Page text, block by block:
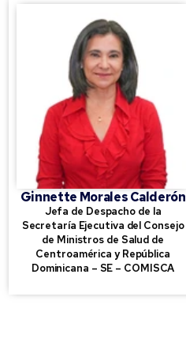
Ginnette Morales Calderón
Jefa de Despacho de la
Secretaría Ejecutiva del Consejo
de Ministros de Salud de
Centroamérica y República
Dominicana – SE – COMISCA